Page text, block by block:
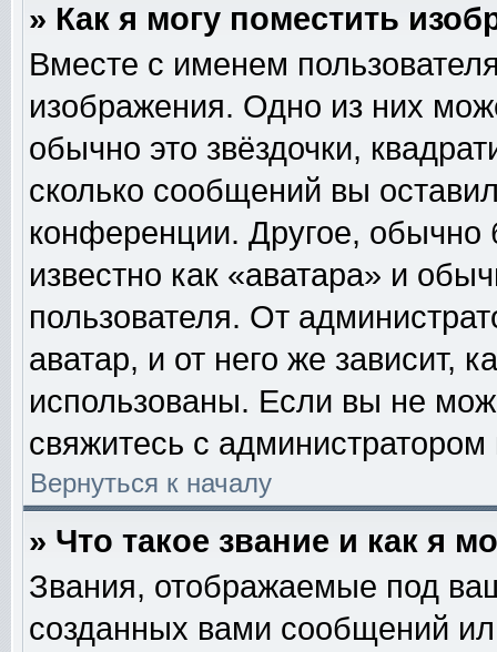
» Как я могу поместить
Вместе с именем
изображения. Одно из них
обычно это звёздочки,
сколько сообщений вы
конференции. Другое, обычно
известно как «аватара» и
пользователя. От
аватар, и от него же зависит,
использованы. Если вы не
свяжитесь с
Вернуться к началу
» Что такое звание и как я
Звания, отображаемые под
созданных вами сообщений